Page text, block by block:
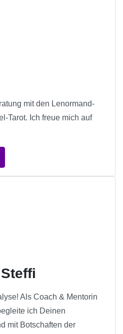
mit den Lenormand-
Tarot. Ich freue mich auf
Als Coach & Mentorin
ich Deinen
mit Botschaften der